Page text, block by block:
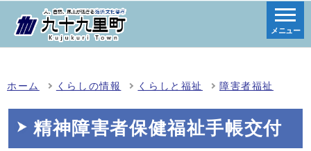
メニュー
ホーム くらしの情報 くらしと福祉 障害者福祉
精神障害者保健福祉手帳交付